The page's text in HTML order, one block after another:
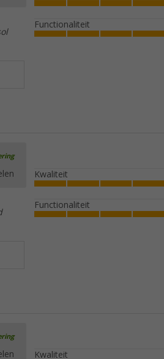
Functionaliteit
Kwaliteit
Functionaliteit
Kwaliteit